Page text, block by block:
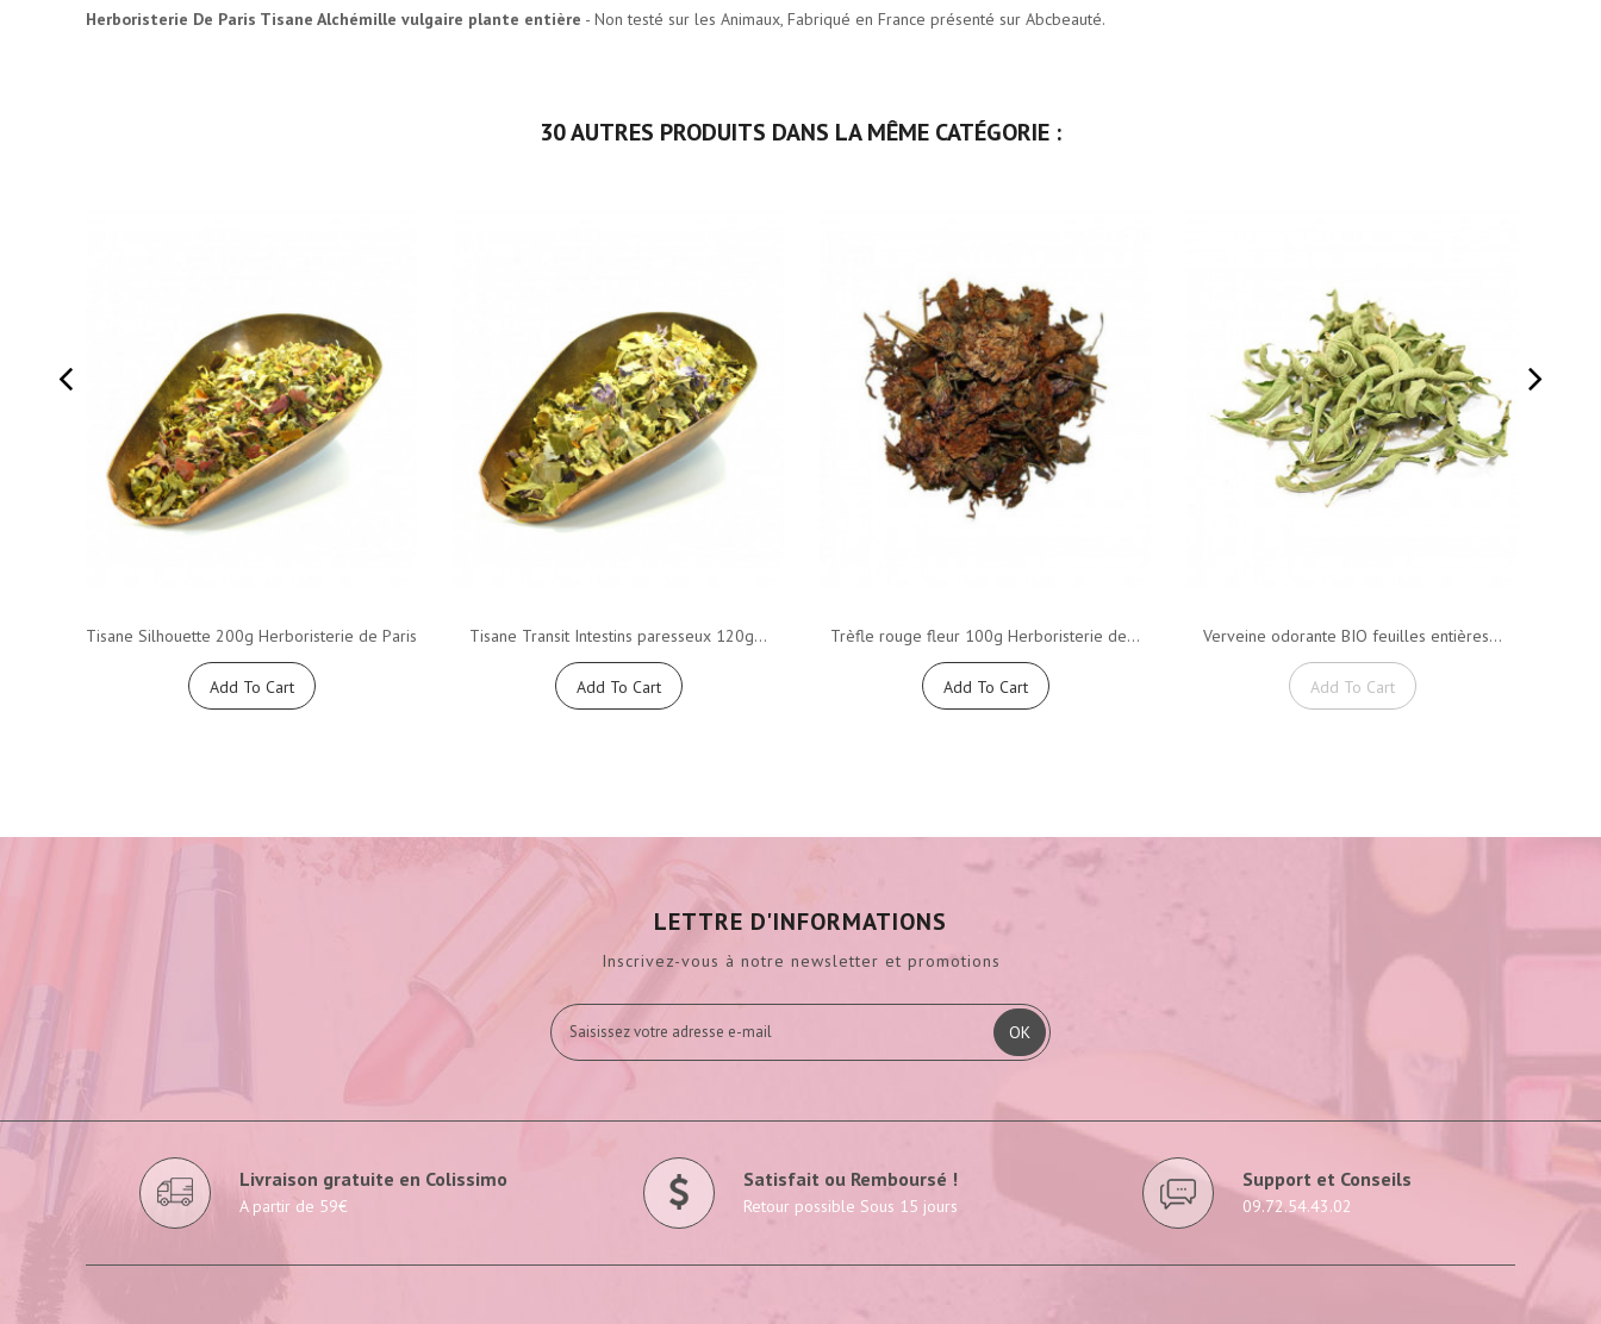
Herboristerie De Paris Tisane Alchémille vulgaire plante entière - Non testé sur les Animaux, Fabriqué en France présenté sur Abcbeauté.
30 AUTRES PRODUITS DANS LA MÊME CATÉGORIE :
Tisane Silhouette 200g Herboristerie de Paris
Add To Cart
Tisane Transit Intestins paresseux 120g...
Add To Cart
Trèfle rouge fleur 100g Herboristerie de...
Add To Cart
Verveine odorante BIO feuilles entières...
Add To Cart
LETTRE D'INFORMATIONS
Inscrivez-vous à notre newsletter et promotions
OK
Livraison gratuite en Colissimo
A partir de 59€
Satisfait ou Remboursé !
Retour possible Sous 15 jours
Support et Conseils
09.72.54.43.02